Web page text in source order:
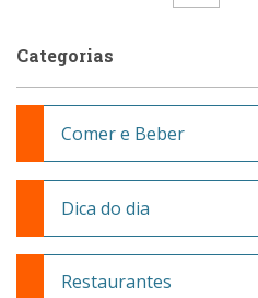
Categorias
Comer e Beber
Dica do dia
Restaurantes